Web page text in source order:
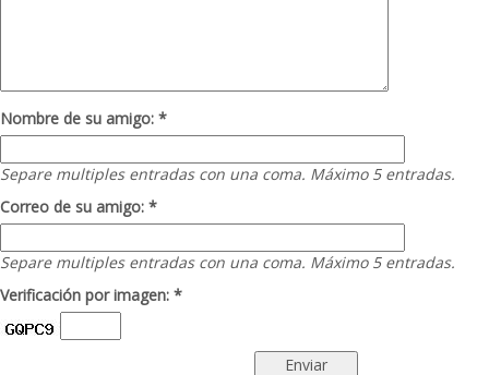
Nombre de su amigo: *
Separe multiples entradas con una coma. Máximo 5 entradas.
Correo de su amigo: *
Separe multiples entradas con una coma. Máximo 5 entradas.
Verificación por imagen: *